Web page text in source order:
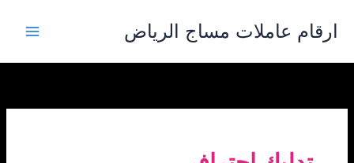
المحتوى
ارقام عاملات مساج الرياض